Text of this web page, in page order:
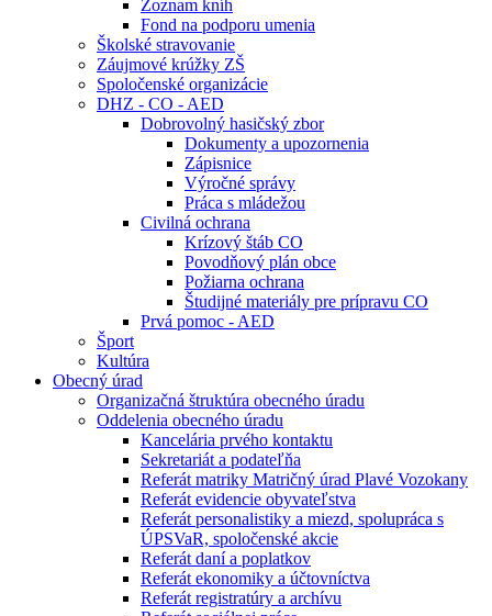
Zoznam kníh
Fond na podporu umenia
Školské stravovanie
Záujmové krúžky ZŠ
Spoločenské organizácie
DHZ - CO - AED
Dobrovolný hasičský zbor
Dokumenty a upozornenia
Zápisnice
Výročné správy
Práca s mládežou
Civilná ochrana
Krízový štáb CO
Povodňový plán obce
Požiarna ochrana
Študijné materiály pre prípravu CO
Prvá pomoc - AED
Šport
Kultúra
Obecný úrad
Organizačná štruktúra obecného úradu
Oddelenia obecného úradu
Kancelária prvého kontaktu
Sekretariát a podateľňa
Referát matriky Matričný úrad Plavé Vozokany
Referát evidencie obyvateľstva
Referát personalistiky a miezd, spolupráca s
ÚPSVaR, spoločenské akcie
Referát daní a poplatkov
Referát ekonomiky a účtovníctva
Referát registratúry a archívu